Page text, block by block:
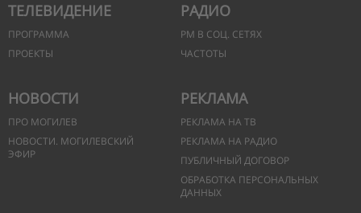
ТЕЛЕВИДЕНИЕ
ПРОГРАММА
ПРОЕКТЫ
РАДИО
РМ В СОЦ. СЕТЯХ
ЧАСТОТЫ
НОВОСТИ
ПРО МОГИЛЕВ
НОВОСТИ. МОГИЛЕВСКИЙ
ЭФИР
РЕКЛАМА
РЕКЛАМА НА ТВ
РЕКЛАМА НА РАДИО
ПУБЛИЧНЫЙ ДОГОВОР
ОБРАБОТКА ПЕРСОНАЛЬНЫХ
ДАННЫХ